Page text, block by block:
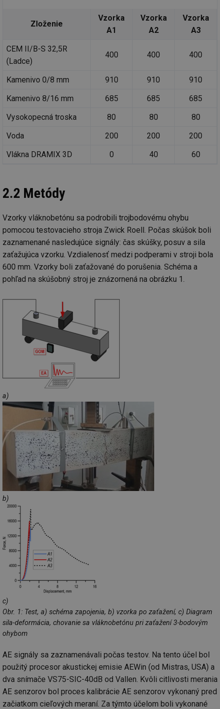
Zloženie
Vzorka
A1
Vzorka
A2
Vzorka
A3
CEM II/B-S 32,5R
(Ladce)
400 400 400
Kamenivo 0/8 mm 910 910
910
Kamenivo 8/16 mm
685 685
685
Vysokopecná troska
80 80
80
Voda
200 200
200
Vlákna DRAMIX 3D
0 40 60
2.2 Metódy
Vzorky vláknobetónu sa podrobili trojbodovému ohybu
pomocou testovacieho stroja Zwick Roell. Počas skúšok boli
zaznamenané nasledujúce signály: čas skúšky, posuv a sila
zaťažujúca vzorku. Vzdialenosť medzi podperami v stroji bola
600 mm. Vzorky boli zaťažované do porušenia. Schéma a
pohľad na skúšobný stroj je znázornená na obrázku 1.
a)
b)
c)
Obr. 1: Test, a) schéma zapojenia, b) vzorka po zaťažení, c) Diagram
sila-deformácia, chovanie sa vláknobetónu pri zaťažení 3-bodovým
ohybom
AE signály sa zaznamenávali počas testov. Na tento účel bol
použitý procesor akustickej emisie AEWin (od Mistras, USA) a
dva snímače VS75-SIC-40dB od Vallen. Kvôli citlivosti merania
AE senzorov bol proces kalibrácie AE senzorov vykonaný pred
začiatkom cieľových meraní. Za týmto účelom boli vykonané